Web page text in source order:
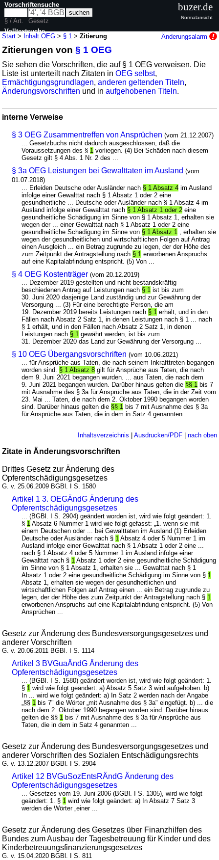
Start > Inhalt OEG > § 1 >Zitierung Änderungsalarm
Zitierungen von§ 1 OEG
Sie sehen die Vorschriften, die auf § 1 OEG verweisen. Die
Liste ist unterteilt nach Zitaten inOEG selbst,
Ermächtigungsgrundlagen,anderen geltenden Titeln,
Änderungsvorschriften und inaufgehobenen Titeln.
interne Verweise
§ 3 OEG Zusammentreffen von Ansprüchen (vom 21.12.2007)
... Gesetzbuchs nicht dadurch ausgeschlossen, daß die
Voraussetzungen des § 1 vorliegen. (4) Bei Schäden nach diesem
Gesetz gilt § 4 Abs. 1 Nr. 2 des ...
§ 3a OEG Leistungen bei Gewalttaten im Ausland (vom
01.07.2018)
... Erleiden Deutsche oder Ausländer nach § 1 Absatz 4 im Ausland
infolge einer Gewalttat nach § 1 Absatz 1 oder 2 eine
gesundheitliche ... Deutsche oder Ausländer nach § 1 Absatz 4 im
Ausland infolge einer Gewalttat nach § 1 Absatz 1 oder 2 eine
gesundheitliche Schädigung im Sinne von § 1 Absatz 1, erhalten sie
wegen der ... einer Gewalttat nach § 1 Absatz 1 oder 2 eine
gesundheitliche Schädigung im Sinne von § 1 Absatz 1
, erhalten sie
wegen der gesundheitlichen und wirtschaftlichen Folgen auf Antrag
einen Ausgleich ... ein Betrag zugrunde zu legen, der der Höhe des
zum Zeitpunkt der Antragstellung nach § 1 erworbenen Anspruchs
auf eine Kapitalabfindung entspricht. (5) Von ...
§ 4 OEG Kostenträger (vom 20.12.2019)
... Dezember 2019 gestellten und nicht bestandskräftig
beschiedenen Antrag auf Leistungen nach § 1 ist bis zum
30. Juni 2020 dasjenige Land zuständig und zur Gewährung der
Versorgung ... (3) Für eine berechtigte Person, die am
19. Dezember 2019 bereits Leistungen nach § 1 erhält, und in den
Fällen nach Absatz 2 Satz 1, in denen Leistungen nach § 1 ... nach
§ 1 erhält, und in den Fällen nach Absatz 2 Satz 1, in denen
Leistungen nach § 1 gewährt werden, ist bis zum
31. Dezember 2020 das Land zur Gewährung der Versorgung ...
§ 10 OEG Übergangsvorschriften (vom 10.06.2021)
... für Ansprüche aus Taten, die nach seinem Inkrafttreten begangen
worden sind. § 1 Absatz 8 gilt für Ansprüche aus Taten, die nach
dem 9. Juni 2021 begangen wurden. ... aus Taten, die nach dem
9. Juni 2021 begangen wurden. Darüber hinaus gelten die §§ 1 bis 7
mit Ausnahme des § 3a für Ansprüche aus Taten, die in der Zeit vom
23. Mai ... Taten, die nach dem 2. Oktober 1990 begangen worden
sind. Darüber hinaus gelten die §§ 1 bis 7 mit Ausnahme des § 3a
für Ansprüche aus Taten, die in dem in Satz 4 genannten ...
Inhaltsverzeichnis | Ausdrucken/PDF| nach oben
Zitate in Änderungsvorschriften
Drittes Gesetz zur Änderung des
Opferentschädigungsgesetzes
G. v. 25.06.2009 BGBl. I S. 1580
Artikel 1 3. OEGÄndG Änderung des
Opferentschädigungsgesetzes
... (BGBl. I S. 2904) geändert worden ist, wird wie folgt geändert: 1.
§ 1 Absatz 6 Nummer 1 wird wie folgt gefasst: „1. wenn sie mit
einem Deutschen oder ... bei Gewalttaten im Ausland (1) Erleiden
Deutsche oder Ausländer nach § 1 Absatz 4 oder 5 Nummer 1 im
Ausland infolge einer Gewalttat nach § 1 Absatz 1 oder 2 eine ...
nach § 1 Absatz 4 oder 5 Nummer 1 im Ausland infolge einer
Gewalttat nach § 1 Absatz 1 oder 2 eine gesundheitliche Schädigung
im Sinne von § 1 Absatz 1, erhalten sie ... Gewalttat nach § 1
Absatz 1 oder 2 eine gesundheitliche Schädigung im Sinne von § 1
Absatz 1, erhalten sie wegen der gesundheitlichen und
wirtschaftlichen Folgen auf Antrag einen ... ein Betrag zugrunde zu
legen, der der Höhe des zum Zeitpunkt der Antragstellung nach § 1
erworbenen Anspruchs auf eine Kapitalabfindung entspricht. (5) Von
Ansprüchen ...
Gesetz zur Änderung des Bundesversorgungsgesetzes und
anderer Vorschriften
G. v. 20.06.2011 BGBl. I S. 1114
Artikel 3 BVGuaÄndG Änderung des
Opferentschädigungsgesetzes
... (BGBl. I S. 1580) geändert worden ist, wird wie folgt geändert: 1.
§ 1 wird wie folgt geändert: a) Absatz 5 Satz 3 wird aufgehoben. b)
In ... wird wie folgt geändert: a) In Satz 2 werden nach der Angabe
„§§ 1 bis 7" die Wörter „mit Ausnahme des § 3a" eingefügt. b) ... die
nach dem 2. Oktober 1990 begangen worden sind. Darüber hinaus
gelten die §§ 1 bis 7 mit Ausnahme des § 3a für Ansprüche aus
Taten, die in dem in Satz 4 genannten ...
Gesetz zur Änderung des Bundesversorgungsgesetzes und
anderer Vorschriften des Sozialen Entschädigungsrechts
G. v. 13.12.2007 BGBl. I S. 2904
Artikel 12 BVGuSozEntsRÄndG Änderung des
Opferentschädigungsgesetzes
... Gesetzes vom 19. Juni 2006 (BGBl. I S. 1305), wird wie folgt
geändert: 1. § 1 wird wie folgt geändert: a) In Absatz 7 Satz 3
werden die Wörter „einer ...
Gesetz zur Änderung des Gesetzes über Finanzhilfen des
Bundes zum Ausbau der Tagesbetreuung für Kinder und des
Kinderbetreuungsfinanzierungsgesetzes
G. v. 15.04.2020 BGBl. I S. 811
Vorschriftensuche
§ / Art.
Gesetz
Volltextsuche
nur in OEG
buzer.de
Normalansicht